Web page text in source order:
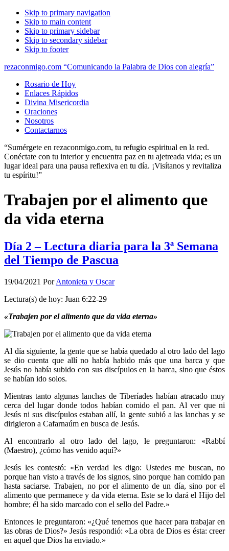
Skip to primary navigation
Skip to main content
Skip to primary sidebar
Skip to secondary sidebar
Skip to footer
rezaconmigo.com “Comunicando la Palabra de Dios con alegría”
Rosario de Hoy
Enlaces Rápidos
Divina Misericordia
Oraciones
Nosotros
Contactarnos
“Sumérgete en rezaconmigo.com, tu refugio espiritual en la red.
Conéctate con tu interior y encuentra paz en tu ajetreada vida; es un
lugar ideal para una pausa reflexiva en tu día. ¡Visítanos y revitaliza
tu espíritu!”
Trabajen por el alimento que
da vida eterna
Día 2 – Lectura diaria para la 3ª Semana
del Tiempo de Pascua
19/04/2021 PorAntonieta y Oscar
Lectura(s) de hoy: Juan 6:22-29
«Trabajen por el alimento que da vida eterna»
Al día siguiente, la gente que se había quedado al otro lado del lago
se dio cuenta que allí no había habido más que una barca y que
Jesús no había subido con sus discípulos en la barca, sino que éstos
se habían ido solos.
Mientras tanto algunas lanchas de Tiberíades habían atracado muy
cerca del lugar donde todos habían comido el pan. Al ver que ni
Jesús ni sus discípulos estaban allí, la gente subió a las lanchas y se
dirigieron a Cafarnaúm en busca de Jesús.
Al encontrarlo al otro lado del lago, le preguntaron: «Rabbí
(Maestro), ¿cómo has venido aquí?»
Jesús les contestó: «En verdad les digo: Ustedes me buscan, no
porque han visto a través de los signos, sino porque han comido pan
hasta saciarse. Trabajen, no por el alimento de un día, sino por el
alimento que permanece y da vida eterna. Este se lo dará el Hijo del
hombre; él ha sido marcado con el sello del Padre.»
Entonces le preguntaron: «¿Qué tenemos que hacer para trabajar en
las obras de Dios?» Jesús respondió: «La obra de Dios es ésta: creer
en aquel que Dios ha enviado.»